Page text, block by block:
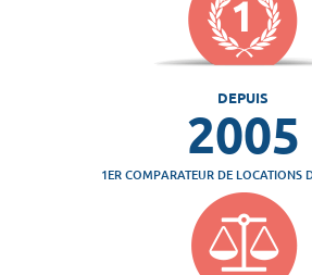
DEPUIS
2005
1ER COMPARATEUR DE LOCATIONS